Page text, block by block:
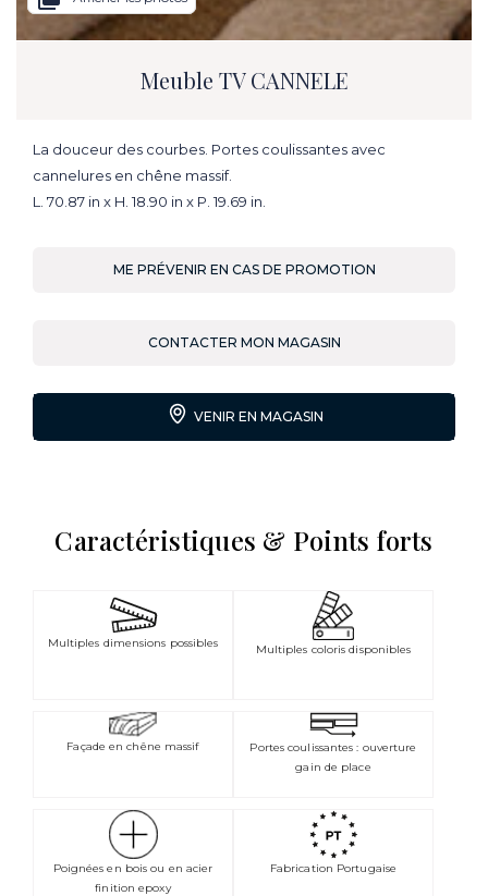
Meuble TV CANNELE
La douceur des courbes. Portes coulissantes avec
cannelures en chêne massif.
L. 70.87 in x H. 18.90 in x P. 19.69 in.
ME PRÉVENIR EN CAS DE PROMOTION
CONTACTER MON MAGASIN
VENIR EN MAGASIN
Caractéristiques & Points forts
Multiples dimensions possibles Multiples coloris disponibles
Façade en chêne massif
Portes coulissantes : ouverture
gain de place
Poignées en bois ou en acier
finition epoxy
Fabrication Portugaise